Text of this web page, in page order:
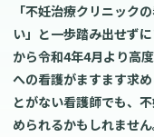
「不妊治療クリニック
い」と一歩踏み出せず
から令和4年4月より高
への看護がますます求
とがない看護師でも、
められるかもしれませ